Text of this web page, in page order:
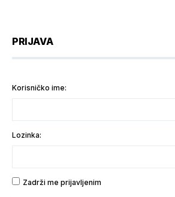
PRIJAVA
Korisničko ime:
Lozinka:
Zadrži me prijavljenim